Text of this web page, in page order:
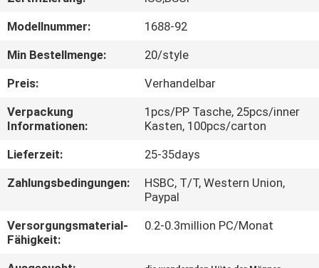
FABRIK-
AUSFLUG
QUALITÄTSKONTROLLE
TRETEN
SIE
MIT
IN
VERBINDUNG
Modellnummer:
1688-92
Min Bestellmenge:
20/style
Preis:
Verhandelbar
Verpackung
Informationen:
1pcs/PP Tasche, 25pcs/inner
Kasten, 100pcs/carton
Lieferzeit:
25-35days
Zahlungsbedingungen:
HSBC, T/T, Western Union,
Paypal
Versorgungsmaterial-
Fähigkeit:
0.2-0.3million PC/Monat